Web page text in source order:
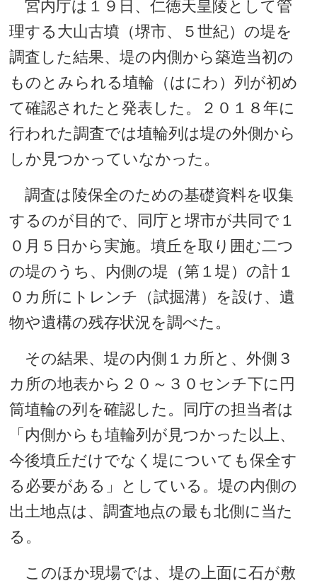
宮内庁は１９日、仁徳天皇陵として管
理する大山古墳（堺市、５世紀）の堤を
調査した結果、堤の内側から築造当初の
ものとみられる埴輪（はにわ）列が初め
て確認されたと発表した。２０１８年に
行われた調査では埴輪列は堤の外側から
しか見つかっていなかった。
調査は陵保全のための基礎資料を収集
するのが目的で、同庁と堺市が共同で１
０月５日から実施。墳丘を取り囲む二つ
の堤のうち、内側の堤（第１堤）の計１
０カ所にトレンチ（試掘溝）を設け、遺
物や遺構の残存状況を調べた。
その結果、堤の内側１カ所と、外側３
カ所の地表から２０～３０センチ下に円
筒埴輪の列を確認した。同庁の担当者は
「内側からも埴輪列が見つかった以上、
今後墳丘だけでなく堤についても保全す
る必要がある」としている。堤の内側の
出土地点は、調査地点の最も北側に当た
る。
このほか現場では、堤の上面に石が敷